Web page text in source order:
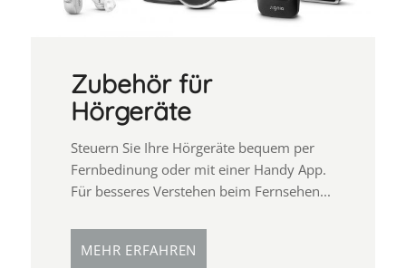
Zubehör für
Hörgeräte
Steuern Sie Ihre Hörgeräte bequem per
Fernbedinung oder mit einer Handy App.
Für besseres Verstehen beim Fernsehen...
MEHR ERFAHREN